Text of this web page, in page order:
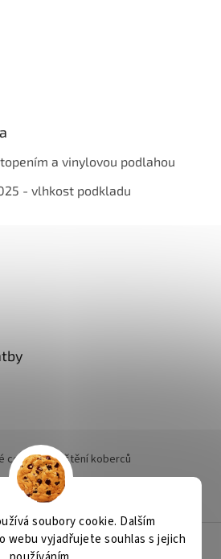
soubory cookie. Dalším
webu vyjadřujete souhlas s jejich
a vinylovou podlahou
- vlhkost podkladu
centrum Čištění koberců
objednat instalaci